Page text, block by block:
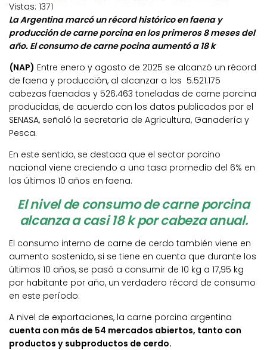
Vistas: 1371
La Argentina marcó un récord histórico en faena y
producción de carne porcina en los primeros 8 meses del
año. El consumo de carne pocina aumentó a 18 k
(NAP) Entre enero y agosto de 2025 se alcanzó un récord
de faena y producción, al alcanzar a los 5.521.175
cabezas faenadas y 526.463 toneladas de carne porcina
producidas, de acuerdo con los datos publicados por el
SENASA, señaló la secretaría de Agricultura, Ganadería y
Pesca.
En este sentido, se destaca que el sector porcino
nacional viene creciendo a una tasa promedio del 6% en
los últimos 10 años en faena.
El nivel de consumo de carne porcina
alcanza a casi 18 k por cabeza anual.
El consumo interno de carne de cerdo también viene en
aumento sostenido, si se tiene en cuenta que durante los
últimos 10 años, se pasó a consumir de 10 kg a 17,95 kg
por habitante por año, un verdadero récord de consumo
en este período.
A nivel de exportaciones, la carne porcina argentina
cuenta con más de 54 mercados abiertos, tanto con
productos y subproductos de cerdo.